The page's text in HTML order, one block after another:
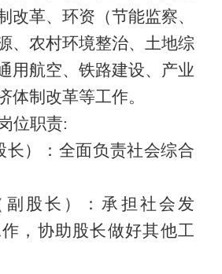
改革、环资（节能监察、
、农村环境整治、土地综
用航空、铁路建设、产业
体制改革等工作。
位职责:
长）：全面负责社会综合
副股长）：承担社会发
，协助股长做好其他工